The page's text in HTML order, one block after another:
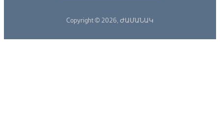
Copyright © 2026, ԺԱՄԱՆԱԿ